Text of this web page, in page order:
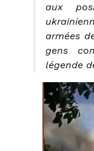
aux
armées
gens
légende